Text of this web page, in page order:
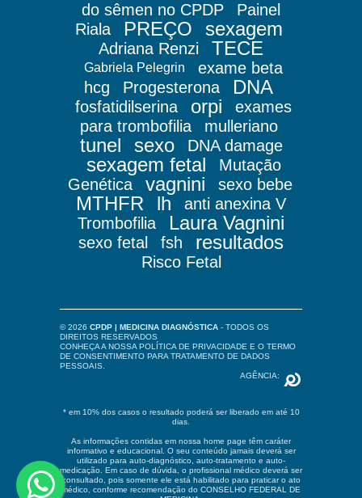
do sêmen no CPDP
Painel
Riala
PREÇO sexagem
Adriana Renzi TECE
Gabriela Pelegrin
exame beta
hcg
Progesterona DNA
fosfatidilserina orpi
exames
para trombofilia
mulleriano
tunel sexo DNA damage
sexagem fetal
Mutação
Genética
vagnini sexo bebe
MTHFR lh
anti anexina V
Trombofilia
Laura Vagnini
sexo fetal fsh resultados
Risco Fetal
© 2026 CPDP | MEDICINA DIAGNÓSTICA - TODOS OS
DIREITOS RESERVADOS
CONHEÇA A NOSSA POLÍTICA DE PRIVACIDADE E O TERMO
DE CONSENTIMENTO PARA TRATAMENTO DE DADOS
PESSOAIS
AGÊNCIA:
* em 10% dos casos o resultado poderá ser liberado em até 10
dias.
As informações contidas em nossa home page têm caráter
informativo e educacional. O seu conteúdo jamais deverá ser
utilizado para auto-diagnóstico, auto-tratamento e auto-
medicação. Em caso de dúvida, o profissional médico deverá ser
consultado, pois somente ele está habilitado para praticar o ato
médico, conforme recomendação do CONSELHO FEDERAL DE